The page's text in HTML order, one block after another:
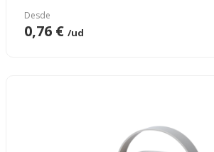
Desde
0,76 € /ud